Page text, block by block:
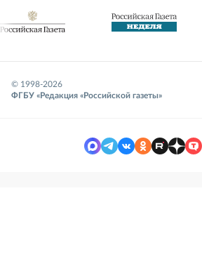
© 1998-2026
ФГБУ «Редакция «Российской газеты»